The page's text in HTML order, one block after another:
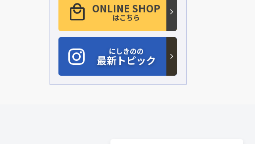
ONLINE SHOP
はこちら
にしきのの
最新トピック